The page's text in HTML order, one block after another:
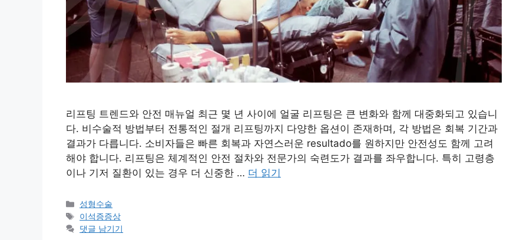
리프팅 트렌드와 안전 매뉴얼 최근 몇 년 사이에 얼굴 리프팅은 큰 변화와 함께 대중화되고 있습니
다. 비수술적 방법부터 전통적인 절개 리프팅까지 다양한 옵션이 존재하며, 각 방법은 회복 기간과
결과가 다릅니다. 소비자들은 빠른 회복과 자연스러운 resultado를 원하지만 안전성도 함께 고려
해야 합니다. 리프팅은 체계적인 안전 절차와 전문가의 숙련도가 결과를 좌우합니다. 특히 고령층
이나 기저 질환이 있는 경우 더 신중한 … 더 읽기
카
테
고
성형수술
태
그
이석증증상
댓글 남기기